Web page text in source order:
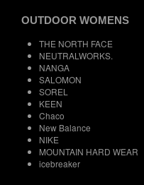
OUTDOOR WOMENS
THE NORTH FACE
NEUTRALWORKS.
NANGA
SALOMON
SOREL
KEEN
Chaco
New Balance
NIKE
MOUNTAIN HARD WEAR
icebreaker